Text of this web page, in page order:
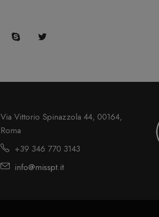
Via Vittorio Spinazzola 44, 00164,
Roma
+39 346 770 3143
info@misspt.it